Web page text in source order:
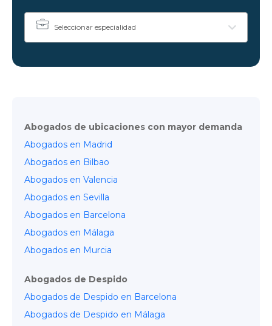
Seleccionar especialidad
Abogados de ubicaciones con mayor demanda
Abogados en Madrid
Abogados en Bilbao
Abogados en Valencia
Abogados en Sevilla
Abogados en Barcelona
Abogados en Málaga
Abogados en Murcia
Abogados de Despido
Abogados de Despido en Barcelona
Abogados de Despido en Málaga